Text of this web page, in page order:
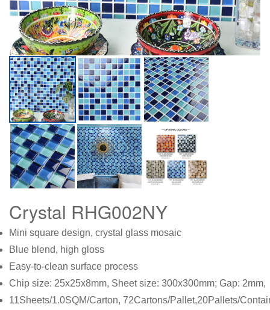
Crystal RHG002NY
Mini square design, crystal glass mosaic
Blue blend, high gloss
Easy-to-clean surface process
Chip size: 25x25x8mm, Sheet size: 300x300mm; Gap: 2mm,
11Sheets/1.0SQM/Carton, 72Cartons/Pallet,20Pallets/